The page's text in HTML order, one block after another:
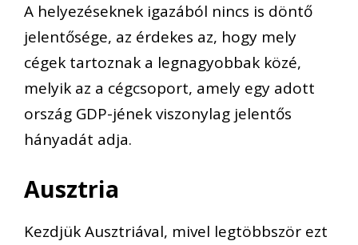
A helyezéseknek igazából nincs is döntő
jelentősége, az érdekes az, hogy mely
cégek tartoznak a legnagyobbak közé,
melyik az a cégcsoport, amely egy adott
ország GDP-jének viszonylag jelentős
hányadát adja.
Ausztria
Kezdjük Ausztriával, mivel legtöbbször ezt